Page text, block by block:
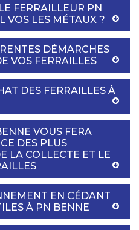
FERRAILLEUR PN
VOS LES MÉTAUX ?
DÉMARCHES
VOS FERRAILLES
DES FERRAILLES À
VOUS FERA
DES PLUS
LA COLLECTE ET LE
EN CÉDANT
À PN BENNE